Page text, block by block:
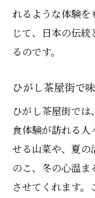
れるような体験を
じて、日本の伝
るのです。
ひがし茶屋街で
ひがし茶屋街で
食体験が訪れる人
せる山菜や、夏の
のこ、冬の心温
させてくれます